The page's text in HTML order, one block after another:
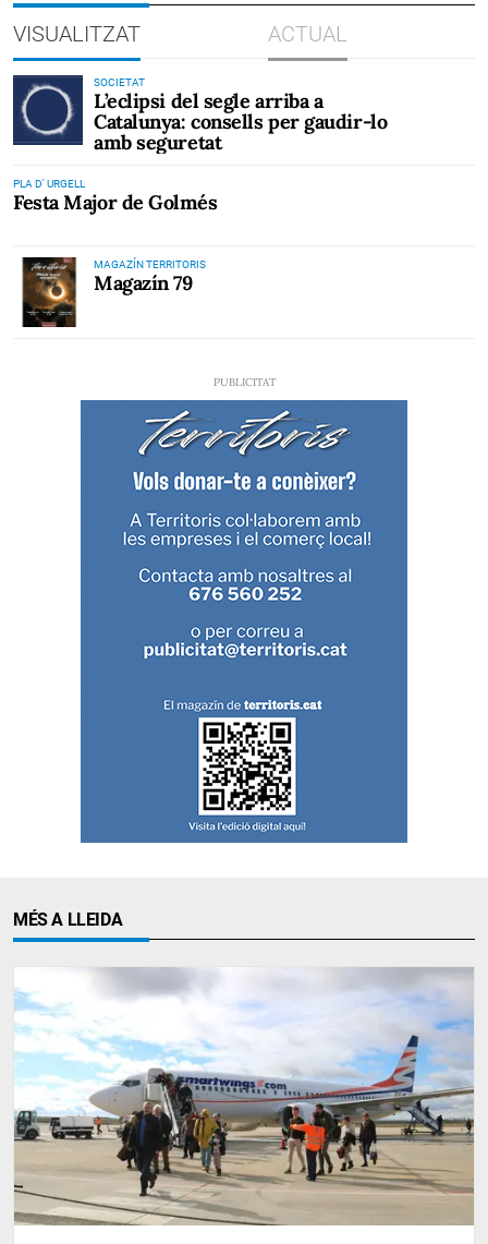
VISUALITZAT ACTUAL
SOCIETAT
L’eclipsi del segle arriba a
Catalunya: consells per gaudir-lo
amb seguretat
PLA D' URGELL
Festa Major de Golmés
MAGAZÍN TERRITORIS
Magazín 79
MÉS A LLEIDA